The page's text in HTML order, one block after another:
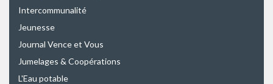
Intercommunalité
Jeunesse
Journal Vence et Vous
Jumelages & Coopérations
L'Eau potable